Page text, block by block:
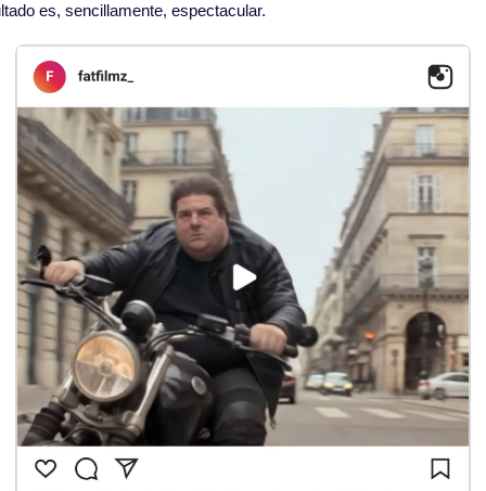
es, sencillamente, espectacular.